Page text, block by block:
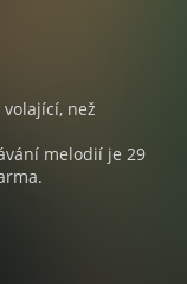
než
melodií je 29